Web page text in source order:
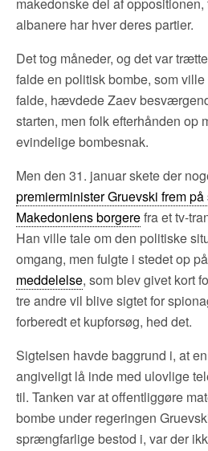
albanere har hver deres partier.
Det tog måneder, og det var
falde en politisk bombe, som
falde, hævdede Zaev
starten, men folk efterhånden op
evindelige bombesnak.
Men den 31. januar skete der
premierminister Gruevski frem
Makedoniens borgerefra et tv-
Han ville tale om den politiske
omgang, men fulgte i stedet op
meddelelse, som blev givet kort
tre andre vil blive sigtet for
forberedt et kupforsøg, hed det.
Sigtelsen havde baggrund i, at
angiveligt lå inde med ulovlige
til. Tanken var at offentliggøre
bombe under regeringen
sprængfarlige bestod i, var der